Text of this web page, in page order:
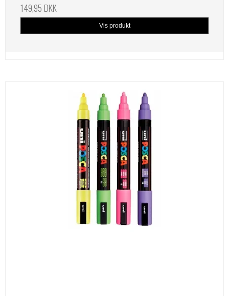
149,95 DKK
Vis produkt